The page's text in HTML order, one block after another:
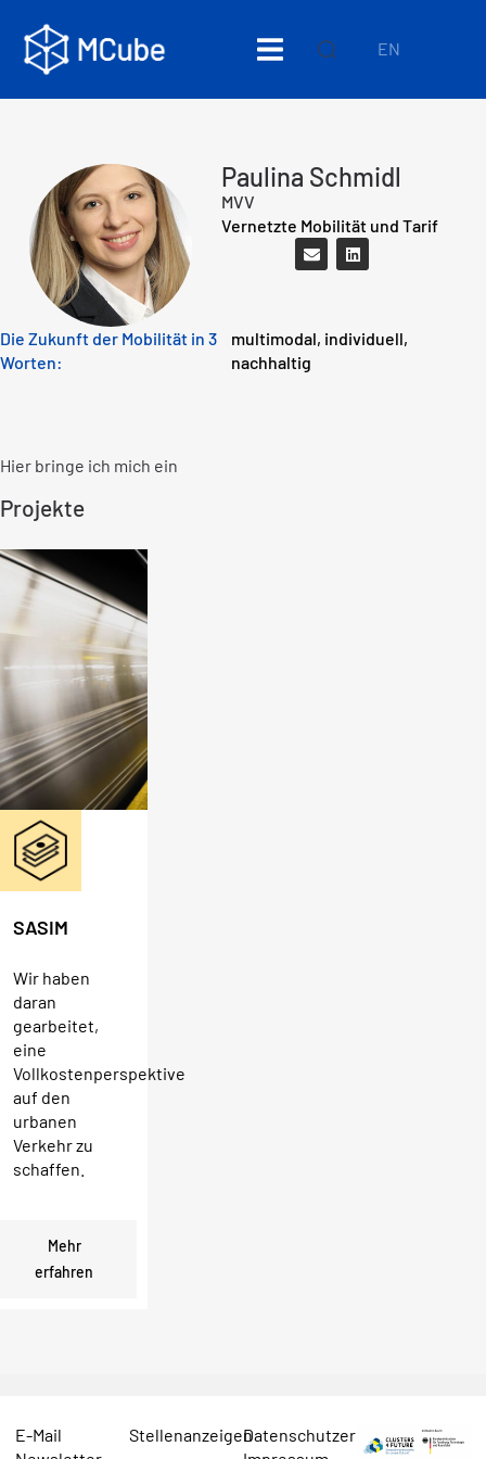
EN
Paulina Schmidl
MVV
Vernetzte Mobilität und Tarif
Die Zukunft der Mobilität in 3
Worten:
multimodal, individuell,
nachhaltig
Hier bringe ich mich ein
Projekte
SASIM
Wir haben
daran
gearbeitet,
eine
Vollkostenperspektive
auf den
urbanen
Verkehr zu
schaffen.
Mehr
erfahren
E-Mail
StellenanzeigenDatenschutzerklärung